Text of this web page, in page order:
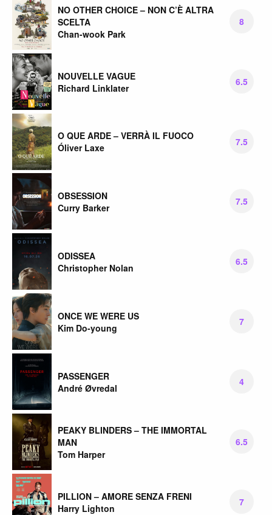
NO OTHER CHOICE – NON C’È ALTRA
SCELTA
Chan-wook Park
8
NOUVELLE VAGUE
Richard Linklater
6.5
O QUE ARDE – VERRÀ IL FUOCO
Óliver Laxe
7.5
OBSESSION
Curry Barker
7.5
ODISSEA
Christopher Nolan
6.5
ONCE WE WERE US
Kim Do-young
7
PASSENGER
André Øvredal
4
PEAKY BLINDERS – THE IMMORTAL
MAN
Tom Harper
6.5
PILLION – AMORE SENZA FRENI
Harry Lighton
7